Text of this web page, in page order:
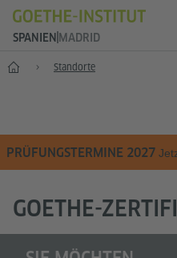
SPANIEN MADRID
Start Standorte
PRÜFUNGSTERMINE 2027
GOETHE-